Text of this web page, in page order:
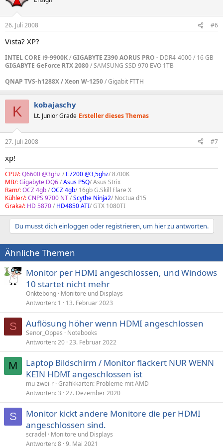
26. Juli 2008 #6
Vista? XP?
INTEL CORE i9-9900K/GIGABYTE Z390 AORUS PRO - DDR4-4000 / 16 GB
GIGABYTE GeForce RTX 2080/ SAMSUNG SSD 970 EVO 1TB
QNAP TVS-h1288X / Xeon W-1250/ Gigabit FTTH
K kobajaschy
Lt. Junior Grade Ersteller dieses Themas
27. Juli 2008 #7
xp!
CPU/:Q6600 @3ghz/ E7200 @3,5ghz/ 8700K
MB/:Gigabyte DQ6/Asus P5Q/ Asus Strix
Ram/:OCZ 4gb/OCZ 4gb/ 16gb G.Skill Flare X
Kühler/:CNPS 9700 NT/Scythe Ninja2/ Noctua d15
Graka/: HD 5870/ HD4850 ATI/ GTX 1080TI
Du musst dich einloggen oder registrieren, um hier zu antworten.
Ähnliche Themen
Monitor per HDMI angeschlossen, und Windows
10 startet nicht mehr
Onktebong Monitore und Displays
Antworten 1 13. Februar 2023
S Auflösung höher wenn HDMI angeschlossen
Senor_Oppes
Notebooks
Antworten 20 23. Februar 2022
M
Laptop Bildschirm / Monitor flackert NUR WENN
KEIN HDMI angeschlossen ist
mu-zwei-r Grafikkarten: Probleme mit AMD
Antworten 3 27. Dezember 2020
S
Monitor kickt andere Monitore die per HDMI
angeschlossen sind.
scradel
Monitore und Displays
Antworten 8 9. Mai 2021